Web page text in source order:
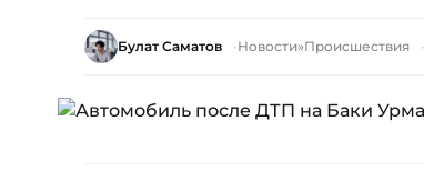
Булат Саматов Новости»Происшествия